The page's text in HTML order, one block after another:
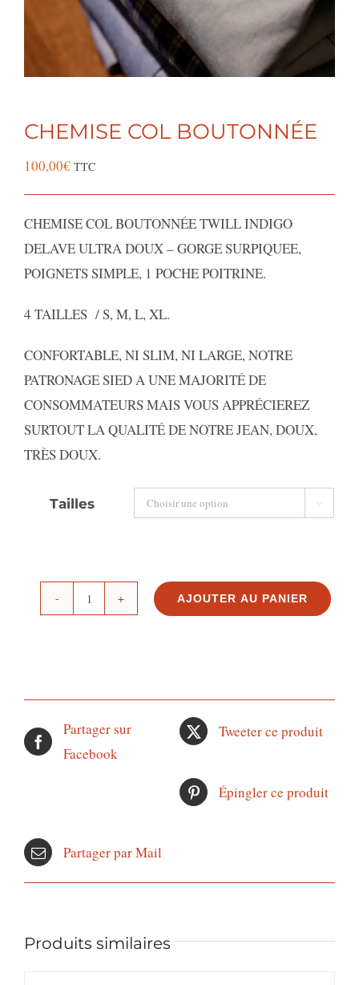
CHEMISE COL BOUTONNÉE
100,00€ TTC
CHEMISE COL BOUTONNÉE TWILL INDIGO
DELAVE ULTRA DOUX – GORGE SURPIQUEE,
POIGNETS SIMPLE, 1 POCHE POITRINE.
4 TAILLES / S, M, L, XL.
CONFORTABLE, NI SLIM, NI LARGE, NOTRE
PATRONAGE SIED A UNE MAJORITÉ DE
CONSOMMATEURS MAIS VOUS APPRÉCIEREZ
SURTOUT LA QUALITÉ DE NOTRE JEAN, DOUX,
TRÈS DOUX.
Tailles 
quantité
AJOUTER AU PANIER
Partager sur
Facebook
Tweeter ce produit
Épingler ce produit
Partager par Mail
Produits similaires